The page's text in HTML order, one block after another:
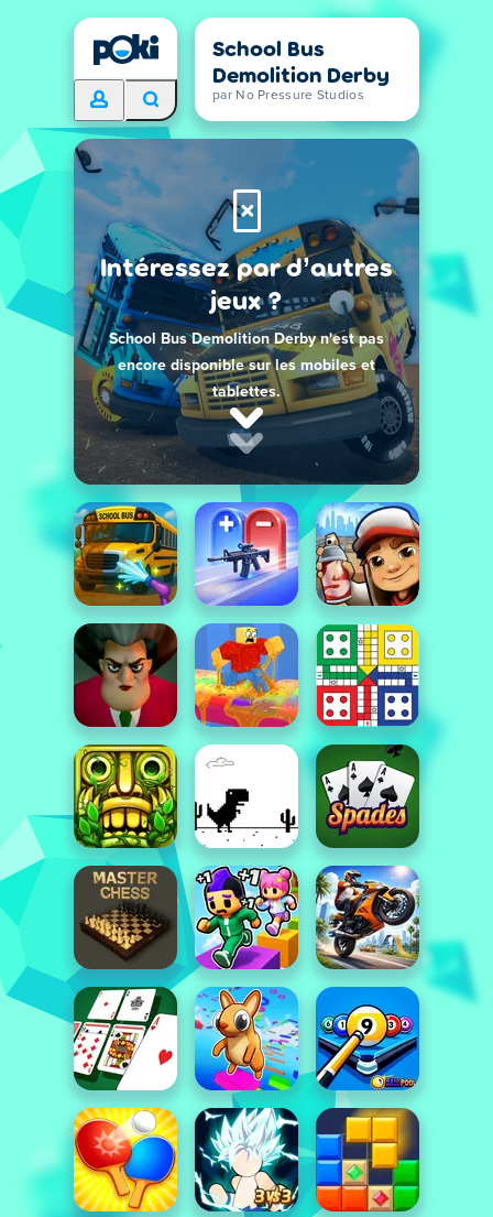
School Bus
Demolition Derby
par No Pressure Studios
Intéressez par d’autres
jeux ?
School Bus Demolition Derby n'est pas
encore disponible sur les mobiles et
tablettes.